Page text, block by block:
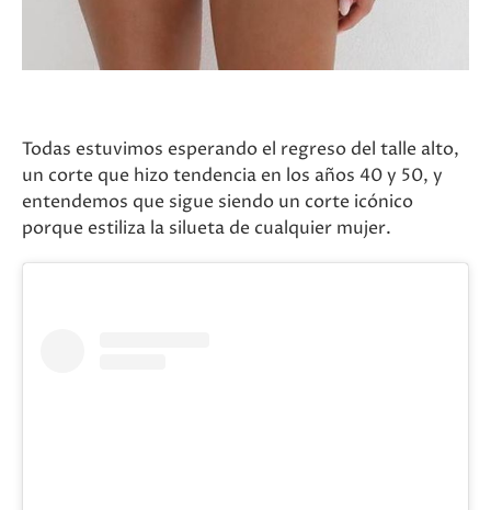
Todas estuvimos esperando el regreso del talle alto,
un corte que hizo tendencia en los años 40 y 50, y
entendemos que sigue siendo un corte icónico
porque estiliza la silueta de cualquier mujer.